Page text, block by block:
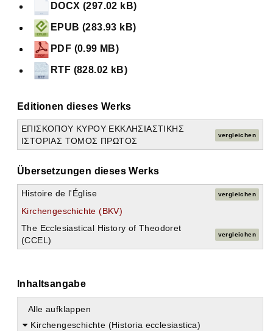
DOCX (297.02 kB)
EPUB (283.93 kB)
PDF (0.99 MB)
RTF (828.02 kB)
Editionen dieses Werks
ΕΠΙΣΚΟΠΟΥ ΚΥΡΟΥ ΕΚΚΛΗΣΙΑΣΤΙΚΗΣ
ΙΣΤΟΡΙΑΣ ΤΟΜΟΣ ΠΡΩΤΟΣ
vergleichen
Übersetzungen dieses Werks
Histoire de l'Église vergleichen
Kirchengeschichte (BKV)
The Ecclesiastical History of Theodoret
(CCEL)
vergleichen
Inhaltsangabe
Alle aufklappen
Kirchengeschichte (Historia ecclesiastica)